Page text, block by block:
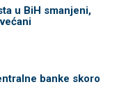
u BiH smanjeni,
banke skoro